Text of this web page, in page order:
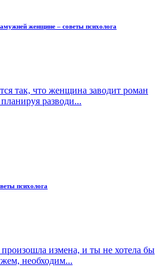
женщине – советы психолога
так, что женщина заводит роман
разводи...
психолога
произошла измена, и ты не хотела бы
необходим...